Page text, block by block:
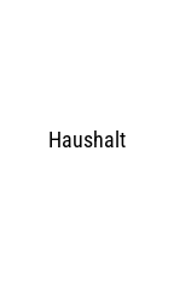
Haushalt